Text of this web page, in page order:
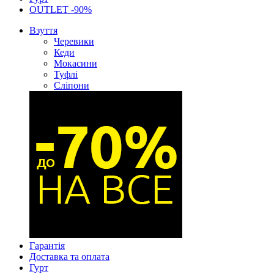
OUTLET -90%
Взуття
Черевики
Кеди
Мокасини
Туфлі
Сліпони
Гарантія
Доставка та оплата
Гурт